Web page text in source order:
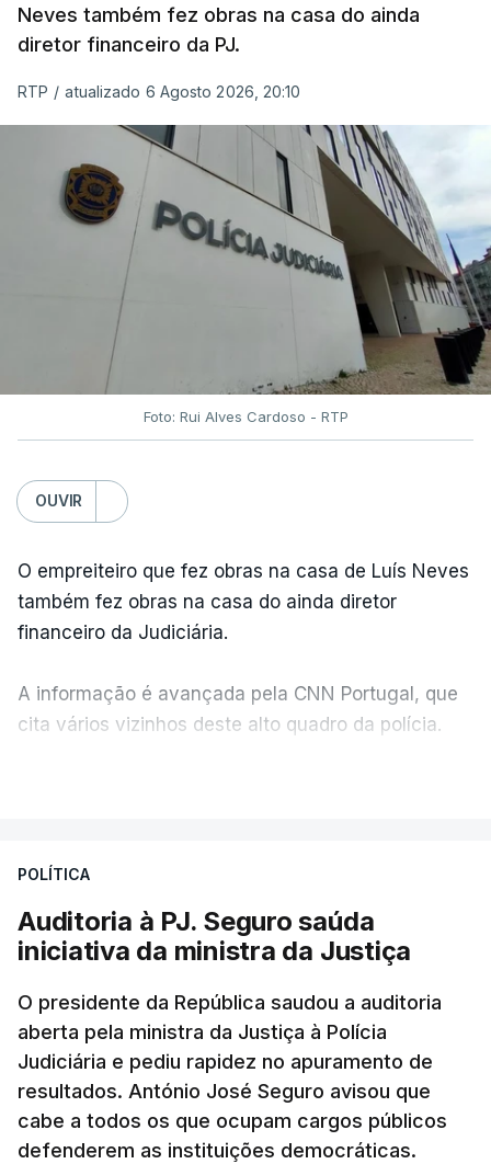
Neves também fez obras na casa do ainda
diretor financeiro da PJ.
RTP / atualizado 6 Agosto 2026, 20:10
Foto: Rui Alves Cardoso - RTP
OUVIR
O empreiteiro que fez obras na casa de Luís Neves
também fez obras na casa do ainda diretor
financeiro da Judiciária.
A informação é avançada pela CNN Portugal, que
cita vários vizinhos deste alto quadro da polícia.
apreendido numa operação de droga.
POLÍTICA
Auditoria à PJ. Seguro saúda
iniciativa da ministra da Justiça
O presidente da República saudou a auditoria
aberta pela ministra da Justiça à Polícia
Judiciária e pediu rapidez no apuramento de
resultados. António José Seguro avisou que
cabe a todos os que ocupam cargos públicos
defenderem as instituições democráticas.